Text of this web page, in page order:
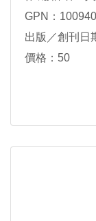
GPN：
出版／創刊日
價格：50